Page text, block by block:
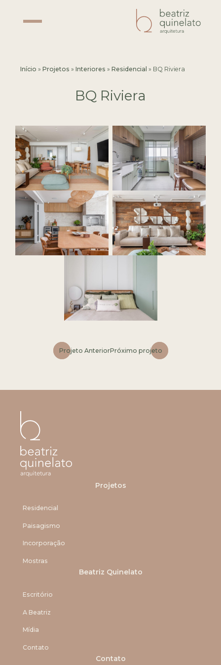
Início »Projetos »Interiores »Residencial » BQ Riviera
BQ Riviera
Projeto AnteriorPróximo projeto
Projetos
Residencial
Paisagismo
Incorporação
Mostras
Beatriz Quinelato
Escritório
A Beatriz
Mídia
Contato
Contato